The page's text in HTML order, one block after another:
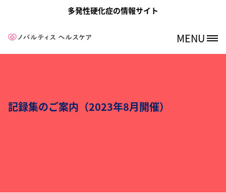
メインコンテンツに移動
多発性硬化症の情報サイト
Site Logo MENU
記録集のご案内（2023年8月開催）